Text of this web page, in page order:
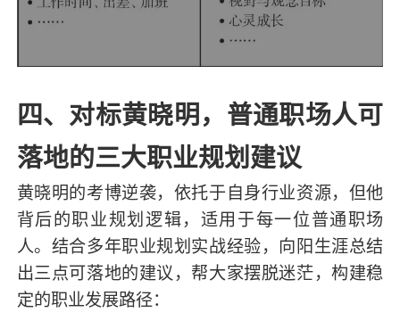
四、对标黄晓明，普通职场人可
落地的三大职业规划建议
黄晓明的考博逆袭，依托于自身行业资源，但他
背后的职业规划逻辑，适用于每一位普通职场
人。结合多年职业规划实战经验，向阳生涯总结
出三点可落地的建议，帮大家摆脱迷茫，构建稳
定的职业发展路径：